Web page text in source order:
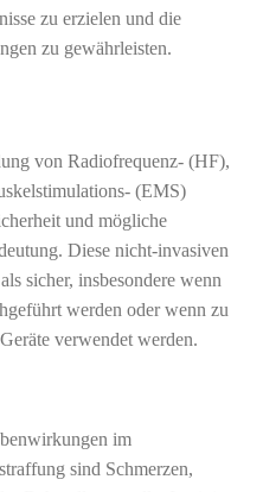
zu erzielen und die
zu gewährleisten.
von Radiofrequenz- (HF),
(EMS)
und mögliche
Diese nicht-invasiven
sicher, insbesondere wenn
werden oder wenn zu
verwendet werden.
im
sind Schmerzen,